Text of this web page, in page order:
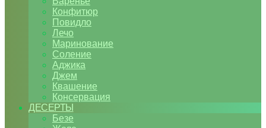
Конфитюр
Повидло
Лечо
Маринование
Соление
Аджика
Джем
Квашение
Консервация
ДЕСЕРТЫ
Безе